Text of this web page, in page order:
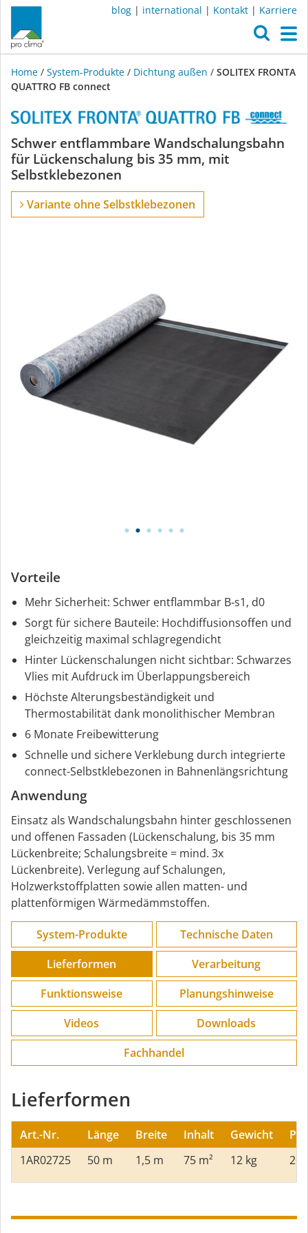
blog | international | Kontakt | Karriere
Home / System-Produkte / Dichtung außen / SOLITEX FRONTA
QUATTRO FB connect
SOLITEX
FRONTA
QUATTRO
Schwer entflammbare Wandschalungsbahn
für Lückenschalung bis 35 mm, mit
Selbstklebezonen
Variante ohne Selbstklebezonen
Vorteile
Mehr Sicherheit: Schwer entflammbar B‑s1, d0
Sorgt für sichere Bauteile: Hochdiffusionsoffen und
gleichzeitig maximal schlagregendicht
Hinter Lückenschalungen nicht sichtbar: Schwarzes
Vlies mit Aufdruck im Überlappungsbereich
Höchste Alterungsbeständigkeit und
Thermostabilität dank monolithischer Membran
6 Monate Freibewitterung
Schnelle und sichere Verklebung durch integrierte
connect-Selbstklebezonen in Bahnenlängsrichtung
Anwendung
Einsatz als Wandschalungsbahn hinter geschlossenen
und offenen Fassaden (Lückenschalung, bis 35 mm
Lückenbreite; Schalungsbreite = mind. 3x
Lückenbreite). Verlegung auf Schalungen,
Holzwerkstoffplatten sowie allen matten- und
plattenförmigen Wärmedämmstoffen.
System-Produkte
Technische Daten
Lieferformen
Verarbeitung
Funktions­weise
Planungs­hinweise
Videos
Downloads
Fachhandel
Lieferformen
Art.-Nr. Länge Breite Inhalt Gewicht
1AR02725
50 m 1,5 m 75 m² 12 kg 20